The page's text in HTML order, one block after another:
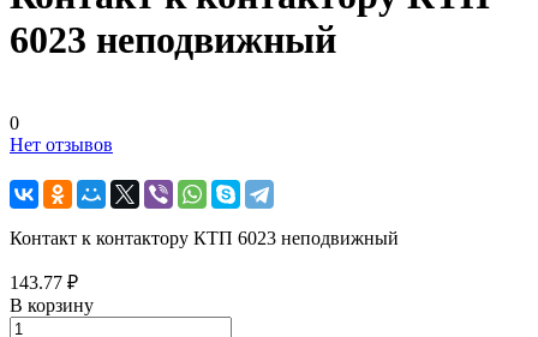
6023 неподвижный
0
Нет отзывов
Контакт к контактору КТП 6023 неподвижный
143.77 ₽
В корзину